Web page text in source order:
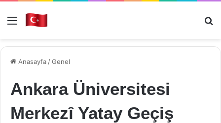
Menü
Anasayfa /Genel
Ankara Üniversitesi
Merkezî Yatay Geçiş